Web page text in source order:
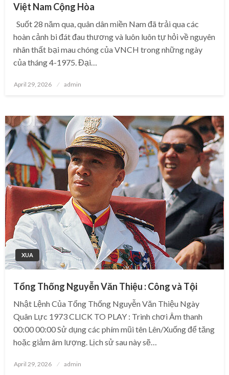
Việt Nam Cộng Hòa
Suốt 28 năm qua, quân dân miền Nam đã trải qua các
hoàn cảnh bi đát đau thương và luôn luôn tự hỏi về nguyên
nhân thất bại mau chóng của VNCH trong những ngày
của tháng 4-1975. Đại…
Posted
April 29, 2026 admin
XUA
Tổng Thống Nguyễn Văn Thiệu : Công và Tội
Nhật Lệnh Của Tổng Thống Nguyễn Văn Thiệu Ngày
Quân Lực 1973 CLICK TO PLAY : Trình chơi Âm thanh
00:00 00:00 Sử dụng các phím mũi tên Lên/Xuống để tăng
hoặc giảm âm lượng. Lịch sử sau này sẽ…
Posted
April 29, 2026 admin